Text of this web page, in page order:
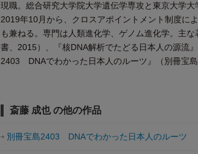
現職。総合研究大学院大学遺伝学専攻と東京大学
2019年10月から、クロスアポイントメント制度に
も兼ねる。専門は人類進化学、ゲノム進化学。主
書、2015）、『核DNA解析でたどる日本人の源流
2403 DNAでわかった日本人のルーツ』（別冊宝島
斎藤 成也 の他の作品
別冊宝島2403 DNAでわかった日本人のルーツ